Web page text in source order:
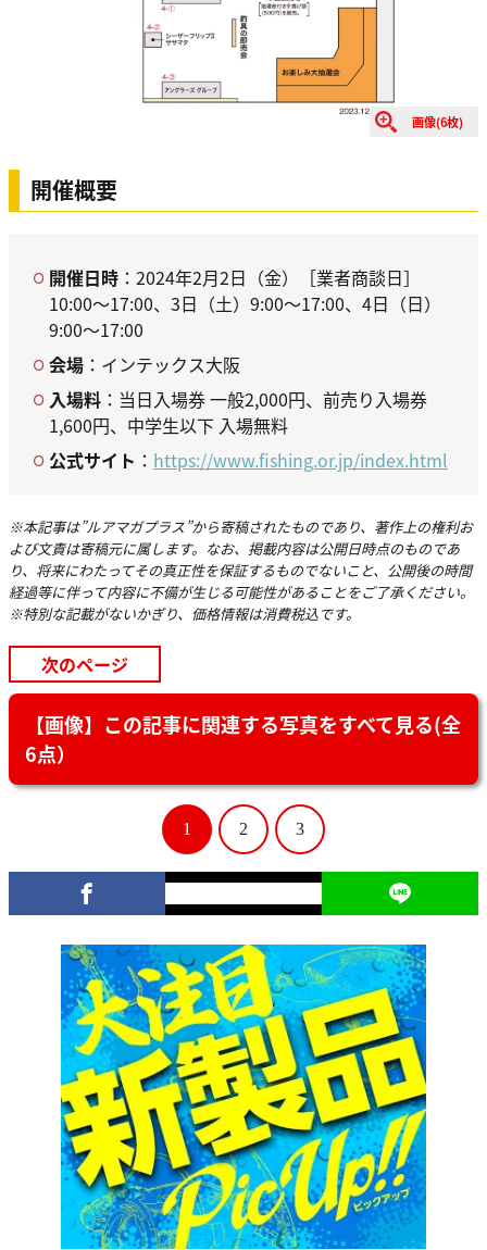
画像(6枚)
開催概要
開催日時 ：2024年2月2日（金）［業者商談日］
10:00〜17:00、3日（土）9:00〜17:00、4日（日）
9:00〜17:00
会場 ：インテックス大阪
入場料 ：当日入場券 一般2,000円、前売り入場券
1,600円、中学生以下 入場無料
公式サイト ： https://www.fishing.or.jp/index.html
※本記事は”ルアマガプラス”から寄稿されたものであり、著作上の権利お
よび文責は寄稿元に属します。なお、掲載内容は公開日時点のものであ
り、将来にわたってその真正性を保証するものでないこと、公開後の時間
経過等に伴って内容に不備が生じる可能性があることをご了承ください。
※特別な記載がないかぎり、価格情報は消費税込です。
次のページ
【画像】この記事に関連する写真をすべて見る(全
6点）
1 2 3